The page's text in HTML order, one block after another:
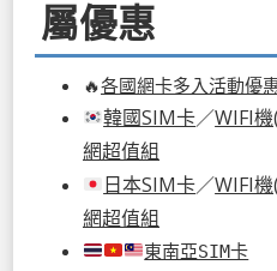
屬優惠
🔥各國網卡多入活動優
韓國SIM卡／WIFI
網超值組
日本SIM卡／WIFI
網超值組
東南亞SIM卡